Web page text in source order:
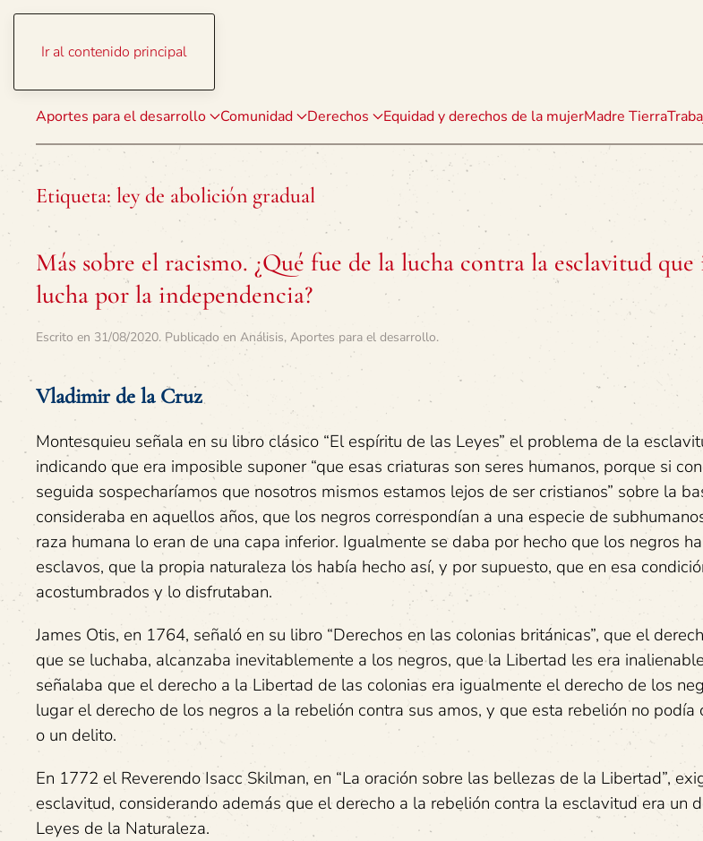
Ir al contenido principal
Aportes para el desarrollo Comunidad Derechos Equidad y derechos de la mujerMadre Tierra
Etiqueta: ley de abolición gradual
Más sobre el racismo. ¿Qué fue de la lucha contra la esclavitud
lucha por la independencia?
Escrito en 31/08/2020. Publicado en Análisis, Aportes para el desarrollo.
Vladimir de la Cruz
Montesquieu señala en su libro clásico “El espíritu de las Leyes” el problema de la
indicando que era imposible suponer “que esas criaturas son seres humanos, porque si
seguida sospecharíamos que nosotros mismos estamos lejos de ser cristianos” sobre la
consideraba en aquellos años, que los negros correspondían a una especie de
raza humana lo eran de una capa inferior. Igualmente se daba por hecho que los negros
esclavos, que la propia naturaleza los había hecho así, y por supuesto, que en esa
acostumbrados y lo disfrutaban.
James Otis, en 1764, señaló en su libro “Derechos en las colonias británicas”, que el
que se luchaba, alcanzaba inevitablemente a los negros, que la Libertad les era
señalaba que el derecho a la Libertad de las colonias era igualmente el derecho de los
lugar el derecho de los negros a la rebelión contra sus amos, y que esta rebelión no podía
o un delito.
En 1772 el Reverendo Isacc Skilman, en “La oración sobre las bellezas de la Libertad”,
esclavitud, considerando además que el derecho a la rebelión contra la esclavitud era un
Leyes de la Naturaleza.